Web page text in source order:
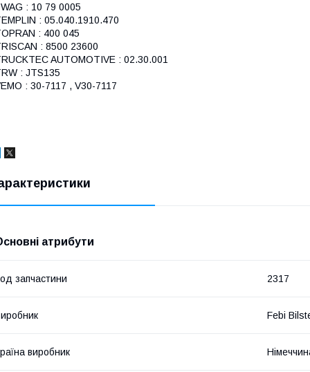
: 10 79 0005
: 05.040.1910.470
: 400 045
: 8500 23600
AUTOMOTIVE : 02.30.001
: JTS135
: 30-7117 , V30-7117
атрибути
запчастини 2317
Febi
виробник